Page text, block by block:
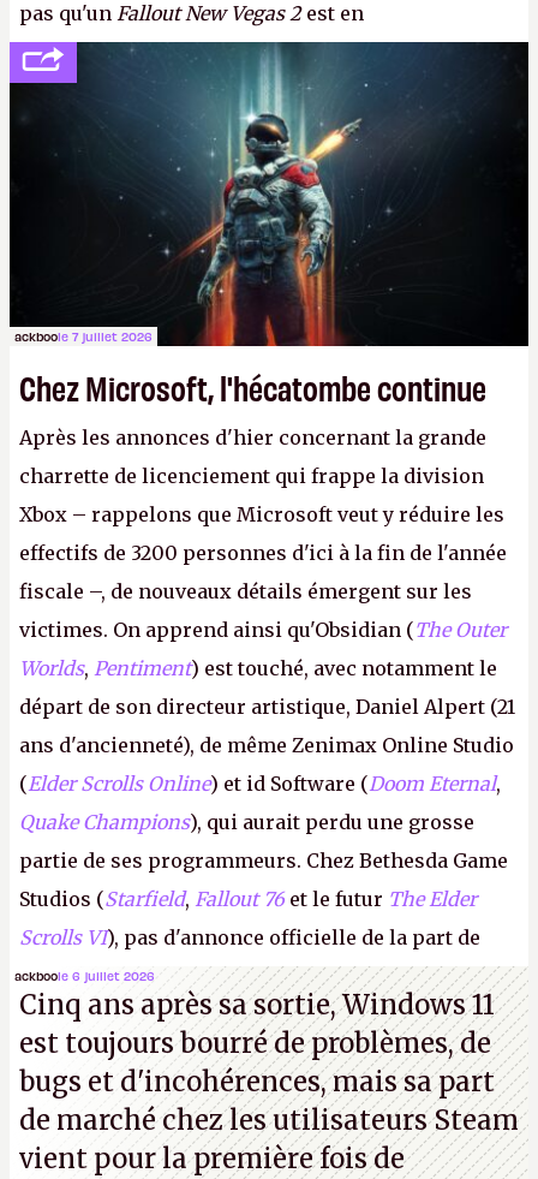
pas qu'un Fallout New Vegas 2est en
développement (pour ce que l'on sait, ils bossent
peut-être sur
Fallout Football ou
Fallout vs. Les
Lapins Crétins) et l'Obsidian d'aujourd'hui n'est plus
le même studio qu'il y a 15 ans. Mais bon, OK, on
peut commencer à fantasmer.A.
ackboole 7 juillet 2026
Chez Microsoft, l'hécatombe continue
Après les annonces d'hier concernant la grande
charrette de licenciement qui frappe la division
Xbox – rappelons que Microsoft veut y réduire les
effectifs de 3200 personnes d'ici à la fin de l'année
fiscale –, de nouveaux détails émergent sur les
victimes. On apprend ainsi qu'Obsidian (The Outer
Worlds, Pentiment) est touché, avec notamment le
départ de son directeur artistique, Daniel Alpert (21
ans d'ancienneté), de même Zenimax Online Studio
(Elder Scrolls Online) et id Software (Doom Eternal,
Quake Champions), qui aurait perdu une grosse
partie de ses programmeurs. Chez Bethesda Game
Studios (Starfield, Fallout 76 et le futur The Elder
Scrolls VI), pas d'annonce officielle de la part de
Microsoft, mais le syndicat des employés confirme
de nombreux licenciements.A.
ackboole 6 juillet 2026
Cinq ans après sa sortie, Windows 11
est toujours bourré de problèmes, de
bugs et d'incohérences, mais sa part
de marché chez les utilisateurs Steam
vient pour la première fois de